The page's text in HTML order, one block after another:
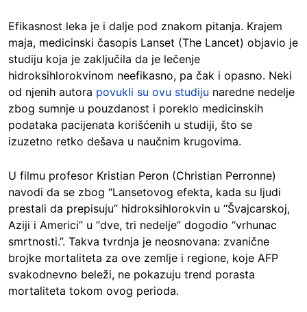
Efikasnost leka je i dalje pod znakom pitanja. Krajem
maja, medicinski časopis Lanset (The Lancet) objavio je
studiju koja je zaključila da je lečenje
hidroksihlorokvinom neefikasno, pa čak i opasno. Neki
od njenih autora povukli su ovu studiju naredne nedelje
zbog sumnje u pouzdanost i poreklo medicinskih
podataka pacijenata korišćenih u studiji, što se
izuzetno retko dešava u naučnim krugovima.
U filmu profesor Kristian Peron (Christian Perronne)
navodi da se zbog “Lansetovog efekta, kada su ljudi
prestali da prepisuju” hidroksihlorokvin u “Švajcarskoj,
Aziji i Americi” u “dve, tri nedelje” dogodio “vrhunac
smrtnosti.”. Takva tvrdnja je neosnovana: zvanične
brojke mortaliteta za ove zemlje i regione, koje AFP
svakodnevno beleži, ne pokazuju trend porasta
mortaliteta tokom ovog perioda.